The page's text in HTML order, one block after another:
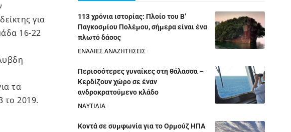
για
16-22
τα
το 2019.
113 χρόνια ιστορίας: Πλοίο του Β’
Παγκοσμίου Πολέμου, σήμερα είναι ένα
πλωτό δάσος
ΕΝΑΛΙΕΣ ΑΝΑΖΗΤΗΣΕΙΣ
Περισσότερες γυναίκες στη θάλασσα –
Κερδίζουν χώρο σε έναν
ανδροκρατούμενο κλάδο
ΝΑΥΤΙΛΙΑ
Κοντά σε συμφωνία για το Ορμούζ ΗΠΑ